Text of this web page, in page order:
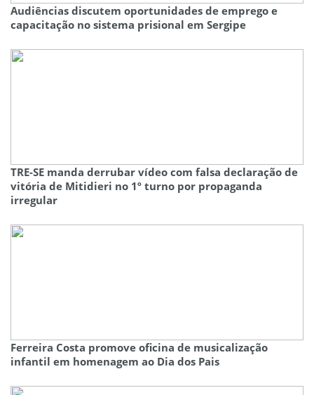
Audiências discutem oportunidades de emprego e
capacitação no sistema prisional em Sergipe
TRE-SE manda derrubar vídeo com falsa declaração de
vitória de Mitidieri no 1º turno por propaganda
irregular
Ferreira Costa promove oficina de musicalização
infantil em homenagem ao Dia dos Pais